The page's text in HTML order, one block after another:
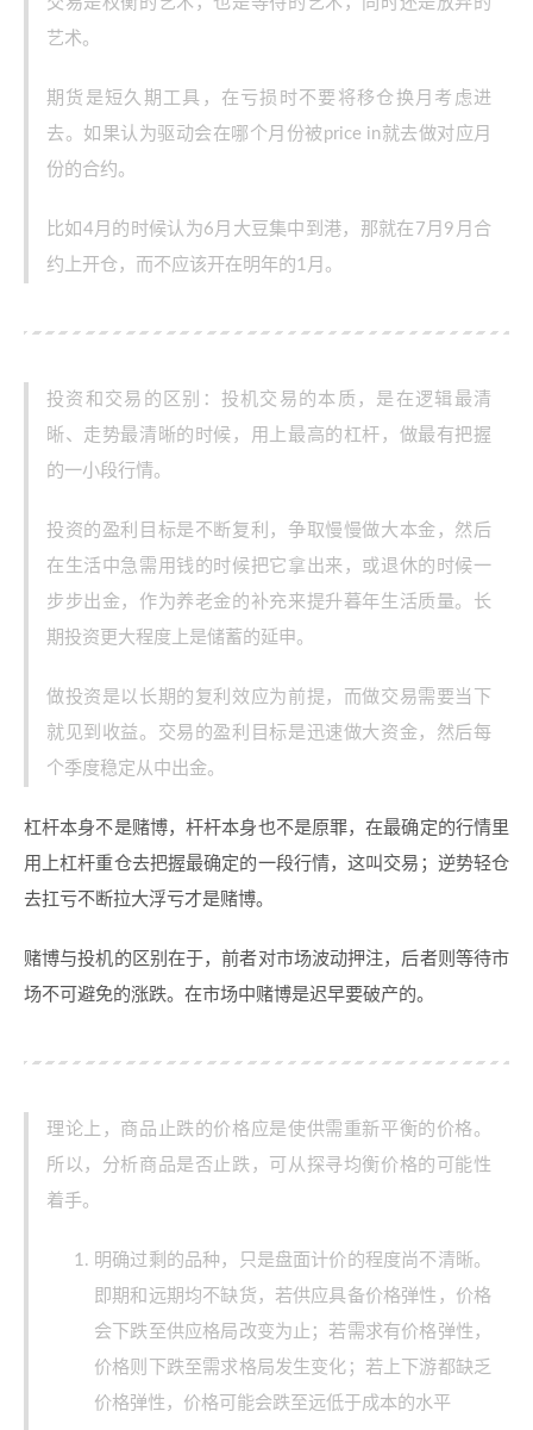
艺术。
期货是短久期工具，在亏损时不要将移仓换月考虑进
去。如果认为驱动会在哪个月份被price in就去做对应月
份的合约。
比如4月的时候认为6月大豆集中到港，那就在7月9月合
约上开仓，而不应该开在明年的1月。
投资和交易的区别：投机交易的本质，是在逻辑最清
晰、走势最清晰的时候，用上最高的杠杆，做最有把握
的一小段行情。
投资的盈利目标是不断复利，争取慢慢做大本金，然后
在生活中急需用钱的时候把它拿出来，或退休的时候一
步步出金，作为养老金的补充来提升暮年生活质量。长
期投资更大程度上是储蓄的延申。
做投资是以长期的复利效应为前提，而做交易需要当下
就见到收益。交易的盈利目标是迅速做大资金，然后每
个季度稳定从中出金。
杠杆本身不是赌博，杆杆本身也不是原罪，在最确定的行情里
用上杠杆重仓去把握最确定的一段行情，这叫交易；逆势轻仓
去扛亏不断拉大浮亏才是赌博。
赌博与投机的区别在于，前者对市场波动押注，后者则等待市
场不可避免的涨跌。在市场中赌博是迟早要破产的。
理论上，商品止跌的价格应是使供需重新平衡的价格。
所以，分析商品是否止跌，可从探寻均衡价格的可能性
着手。
明确过剩的品种，只是盘面计价的程度尚不清晰。
即期和远期均不缺货，若供应具备价格弹性，价格
会下跌至供应格局改变为止；若需求有价格弹性，
价格则下跌至需求格局发生变化；若上下游都缺乏
价格弹性，价格可能会跌至远低于成本的水平